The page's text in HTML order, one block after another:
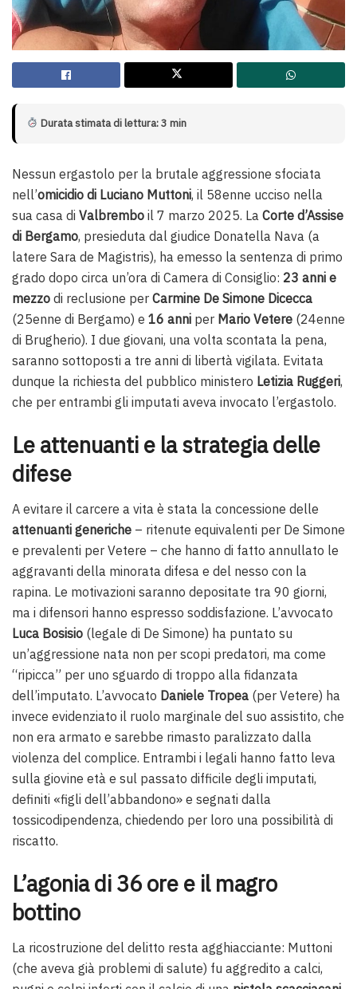
Durata stimata di lettura: 3 min
Nessun ergastolo per la brutale aggressione sfociata
nell’omicidio di Luciano Muttoni, il 58enne ucciso nella
sua casa di Valbrembo il 7 marzo 2025. La Corte d’Assise
di Bergamo, presieduta dal giudice Donatella Nava (a
latere Sara de Magistris), ha emesso la sentenza di primo
grado dopo circa un’ora di Camera di Consiglio: 23 anni e
mezzo di reclusione per Carmine De Simone Dicecca
(25enne di Bergamo) e 16 anni per Mario Vetere (24enne
di Brugherio). I due giovani, una volta scontata la pena,
saranno sottoposti a tre anni di libertà vigilata. Evitata
dunque la richiesta del pubblico ministero Letizia Ruggeri,
che per entrambi gli imputati aveva invocato l’ergastolo.
Le attenuanti e la strategia delle
difese
A evitare il carcere a vita è stata la concessione delle
attenuanti generiche – ritenute equivalenti per De Simone
e prevalenti per Vetere – che hanno di fatto annullato le
aggravanti della minorata difesa e del nesso con la
rapina. Le motivazioni saranno depositate tra 90 giorni,
ma i difensori hanno espresso soddisfazione. L’avvocato
Luca Bosisio (legale di De Simone) ha puntato su
un’aggressione nata non per scopi predatori, ma come
“ripicca” per uno sguardo di troppo alla fidanzata
dell’imputato. L’avvocato Daniele Tropea (per Vetere) ha
invece evidenziato il ruolo marginale del suo assistito, che
non era armato e sarebbe rimasto paralizzato dalla
violenza del complice. Entrambi i legali hanno fatto leva
sulla giovine età e sul passato difficile degli imputati,
definiti «figli dell’abbandono» e segnati dalla
tossicodipendenza, chiedendo per loro una possibilità di
riscatto.
L’agonia di 36 ore e il magro
bottino
La ricostruzione del delitto resta agghiacciante: Muttoni
(che aveva già problemi di salute) fu aggredito a calci,